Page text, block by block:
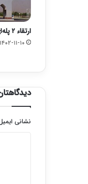
ارتقاء ۲ پله‌ای رتبه دانشگاه آزاد همدان
۱۴۰۲-۱۱-۱۰
نشانی